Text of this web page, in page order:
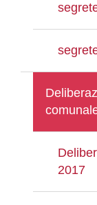
2017